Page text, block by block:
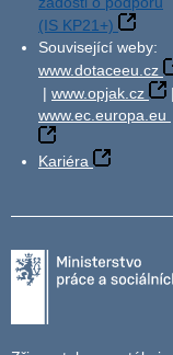
(IS KP21+)
Související weby:
www.dotaceeu.cz
| www.opjak.cz
|
www.ec.europa.eu
Kariéra